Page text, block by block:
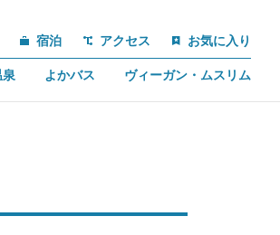
宿泊 アクセス お気に入り
よかバス ヴィーガン・ムスリム